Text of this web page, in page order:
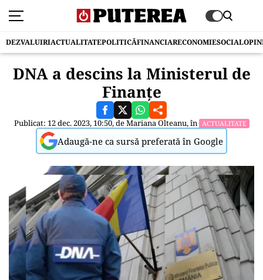
DEZVALUIRIACTUALITATEPOLITICĂFINANCIARECONOMIESOCIAL
DNA a descins la Ministerul de
Finanțe
Publicat: 12 dec. 2023, 10:50, deMariana Olteanu, în ACTUALITATE
Adaugă-ne ca sursă preferată în Google